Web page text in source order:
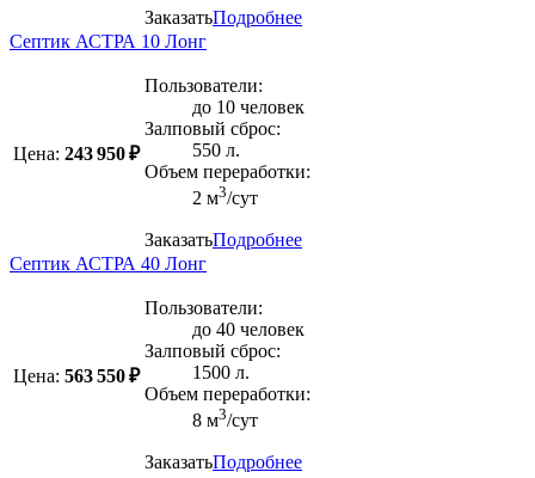
ЗаказатьПодробнее
Септик АСТРА 10 Лонг
Цена: 243 950 ₽
Пользователи:
до 10 человек
Залповый сброс:
550 л.
Объем переработки:
2 м3/сут
ЗаказатьПодробнее
Септик АСТРА 40 Лонг
Цена: 563 550 ₽
Пользователи:
до 40 человек
Залповый сброс:
1500 л.
Объем переработки:
8 м3/сут
ЗаказатьПодробнее